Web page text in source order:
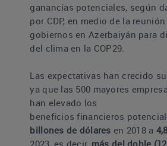
ganancias potenciales, según
por CDP, en medio de la
gobiernos en Azerbaiyán para
del clima en la COP29.
Las expectativas han crecido
ya que las 500 mayores
han elevado los
beneficios financieros
billones de dólares en 2018 a 4,8
2023, es decir, más del doble